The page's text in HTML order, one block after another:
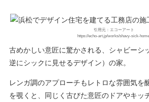
引用元：エコーアート
https://echo-art.jp/works/shavy-sick-
古めかしい意匠に驚かされる、シャビーシ
逆にシックに見せるデザイン）の家。
レンガ調のアプローチもレトロな雰囲気を
を覗くと、同じく古びた意匠のドアやキッ